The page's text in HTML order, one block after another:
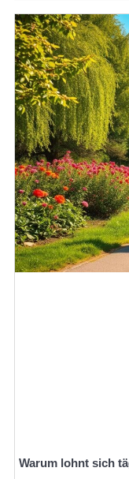
Warum lohnt sich